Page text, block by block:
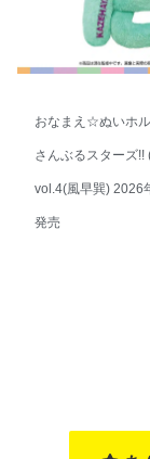
おなまえ☆ぬいホ
さんぶるスターズ!!
vol.4(風早巽) 2026
発売